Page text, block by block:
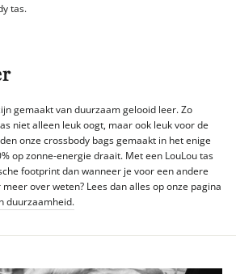
tas.
gemaakt van duurzaam gelooid leer. Zo
niet alleen leuk oogt, maar ook leuk voor de
onze crossbody bags gemaakt in het enige
op zonne-energie draait. Met een LouLou tas
footprint dan wanneer je voor een andere
over weten? Lees dan alles op onze pagina
duurzaamheid.